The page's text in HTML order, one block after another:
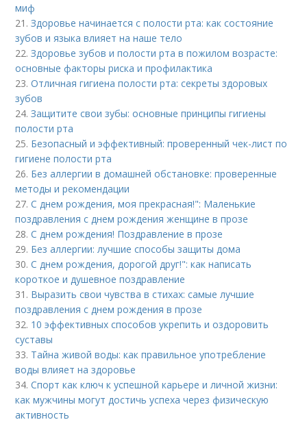
миф
21.Здоровье начинается с полости рта: как состояние
зубов и языка влияет на наше тело
22.Здоровье зубов и полости рта в пожилом возрасте:
основные факторы риска и профилактика
23.Отличная гигиена полости рта: секреты здоровых
зубов
24.Защитите свои зубы: основные принципы гигиены
полости рта
25. Безопасный и эффективный: проверенный чек-лист по
гигиене полости рта
26. Без аллергии в домашней обстановке: проверенные
методы и рекомендации
27.С днем рождения, моя прекрасная!": Маленькие
поздравления с днем рождения женщине в прозе
28.С днем рождения! Поздравление в прозе
29. Без аллергии: лучшие способы защиты дома
30.С днем рождения, дорогой друг!": как написать
короткое и душевное поздравление
31. Выразить свои чувства в стихах: самые лучшие
поздравления с днем рождения в прозе
32. 10 эффективных способов укрепить и оздоровить
суставы
33. Тайна живой воды: как правильное употребление
воды влияет на здоровье
34.Спорт как ключ к успешной карьере и личной жизни:
как мужчины могут достичь успеха через физическую
активность